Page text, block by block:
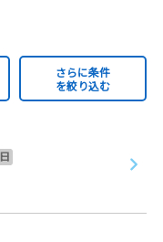
さらに条件
を絞り込む
日